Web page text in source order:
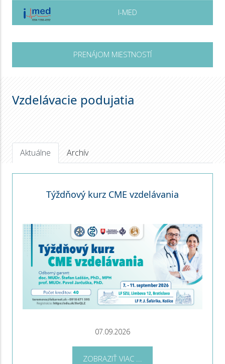
I-MED
PRENÁJOM MIESTNOSTÍ
Vzdelávacie podujatia
Aktuálne Archív
Týždňový kurz CME vzdelávania
07.09.2026
ZOBRAZIŤ VIAC ...